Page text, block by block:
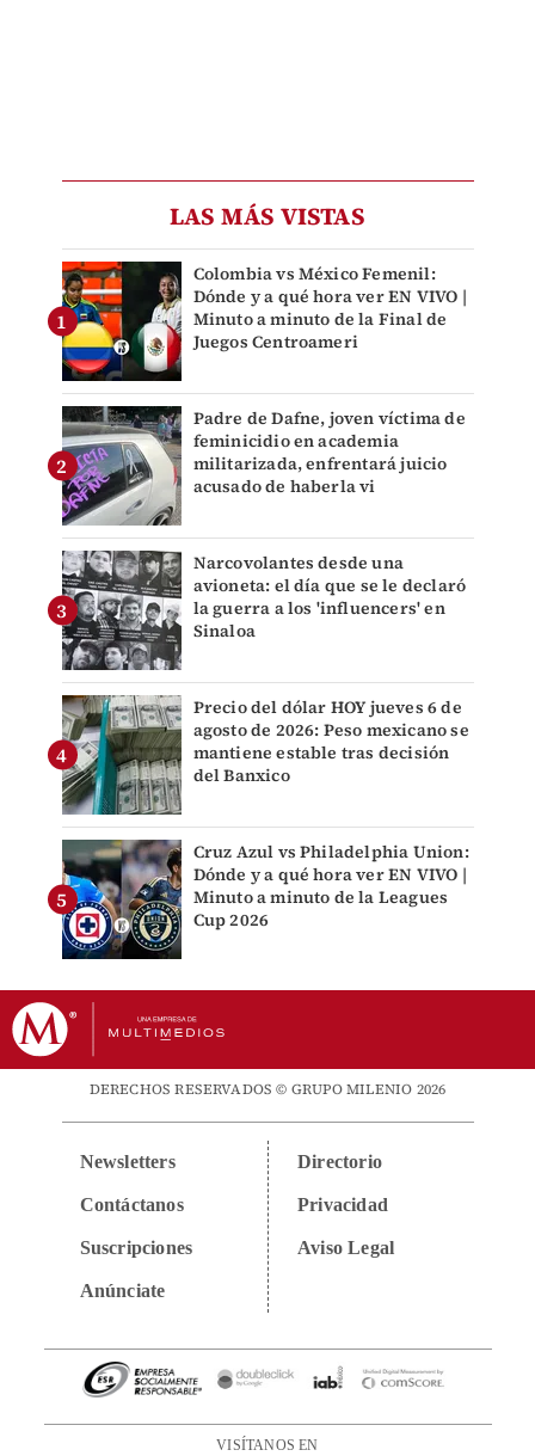
LAS MÁS VISTAS
Colombia vs México Femenil:
Dónde y a qué hora ver EN VIVO |
Minuto a minuto de la Final de
Juegos Centroameri
Padre de Dafne, joven víctima de
feminicidio en academia
militarizada, enfrentará juicio
acusado de haberla vi
Narcovolantes desde una
avioneta: el día que se le declaró
la guerra a los 'influencers' en
Sinaloa
Precio del dólar HOY jueves 6 de
agosto de 2026: Peso mexicano se
mantiene estable tras decisión
del Banxico
Cruz Azul vs Philadelphia Union:
Dónde y a qué hora ver EN VIVO |
Minuto a minuto de la Leagues
Cup 2026
DERECHOS RESERVADOS © GRUPO MILENIO 2026
Newsletters
Contáctanos
Suscripciones
Anúnciate
Directorio
Privacidad
Aviso Legal
VISÍTANOS EN